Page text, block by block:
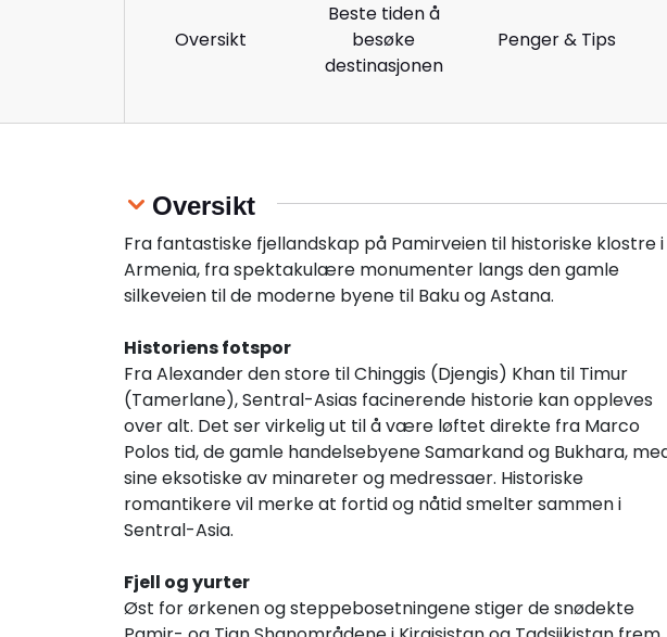
Oversikt
Beste tiden å
besøke
destinasjonen
Penger & Tips
Oversikt
Fra fantastiske fjellandskap på Pamirveien til historiske klostre i
Armenia, fra spektakulære monumenter langs den gamle
silkeveien til de moderne byene til Baku og Astana.
Historiens fotspor
Fra Alexander den store til Chinggis (Djengis) Khan til Timur
(Tamerlane), Sentral-Asias facinerende historie kan oppleves
over alt. Det ser virkelig ut til å være løftet direkte fra Marco
Polos tid, de gamle handelsebyene Samarkand og Bukhara,
sine eksotiske av minareter og medressaer. Historiske
romantikere vil merke at fortid og nåtid smelter sammen i
Sentral-Asia.
Fjell og yurter
Øst for ørkenen og steppebosetningene stiger de snødekte